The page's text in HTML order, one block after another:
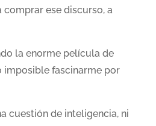
ese discurso, a
la enorme película de
imposible fascinarme por
cuestión de inteligencia, ni